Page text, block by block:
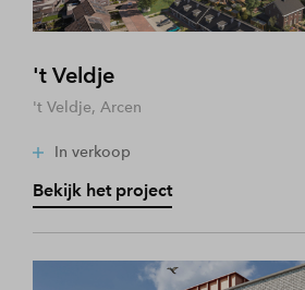
't Veldje
't Veldje, Arcen
In verkoop
Bekijk het project